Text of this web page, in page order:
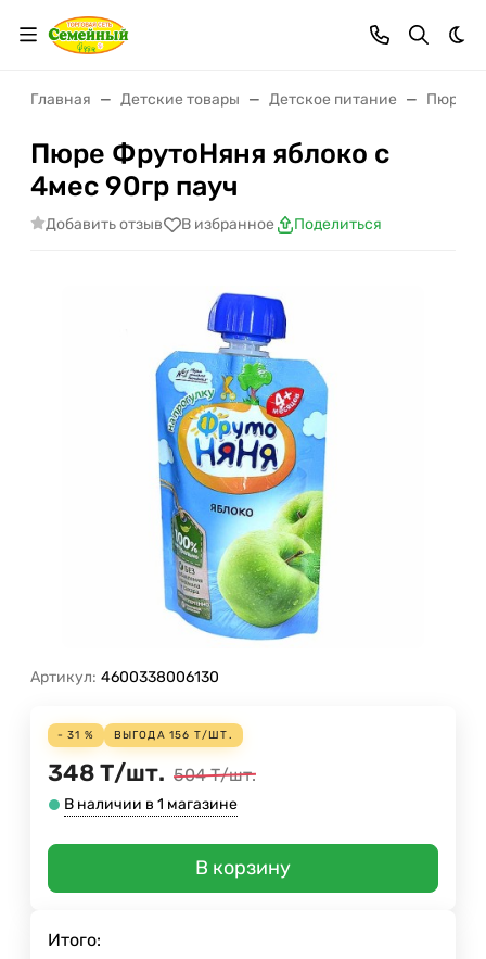
Главная Детские товары Детское питание Пюре
Пюре ФрутоНяня яблоко с
4мес 90гр пауч
Добавить отзыв В избранное Поделиться
Артикул: 4600338006130
- 31 % ВЫГОДА 156 Т/ШТ.
348 Т/шт. 504 Т/шт.
В наличии в 1 магазине
В корзину
Итого: